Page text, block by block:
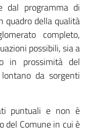
dal programma di
quadro della qualità
completo,
possibili, sia a
in prossimità del
da sorgenti
puntuali e non è
Comune in cui è